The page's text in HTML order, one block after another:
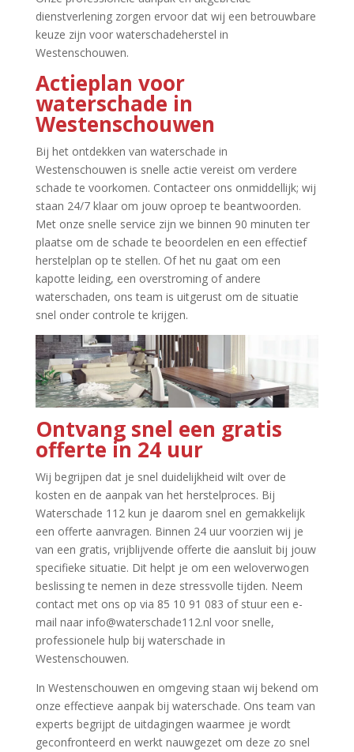
dienstverlening zorgen ervoor dat wij een betrouwbare
keuze zijn voor waterschadeherstel in
Westenschouwen.​
Actieplan voor
waterschade in
Westenschouwen
Bij het ontdekken van waterschade in
Westenschouwen is snelle actie vereist om verdere
schade te voorkomen.​ Contacteer ons onmiddellijk; wij
staan 24/7 klaar om jouw oproep te beantwoorden.​
Met onze snelle service zijn we binnen 90 minuten ter
plaatse om de schade te beoordelen en een effectief
herstelplan op te stellen.​ Of het nu gaat om een
kapotte leiding, een overstroming of andere
waterschaden, ons team is uitgerust om de situatie
snel onder controle te krijgen.​
Ontvang snel een gratis
offerte in 24 uur
Wij begrijpen dat je snel duidelijkheid wilt over de
kosten en de aanpak van het herstelproces.​ Bij
Waterschade 112 kun je daarom snel en gemakkelijk
een offerte aanvragen.​ Binnen 24 uur voorzien wij je
van een gratis, vrijblijvende offerte die aansluit bij jouw
specifieke situatie.​ Dit helpt je om een weloverwogen
beslissing te nemen in deze stressvolle tijden.​ Neem
contact met ons op via 85 10 91 083 of stuur een e-
mail naar info@waterschade112.​nl voor snelle,
professionele hulp bij waterschade in
Westenschouwen.​
In Westenschouwen en omgeving staan wij bekend om
onze effectieve aanpak bij waterschade.​ Ons team van
experts begrijpt de uitdagingen waarmee je wordt
geconfronteerd en werkt nauwgezet om deze zo snel